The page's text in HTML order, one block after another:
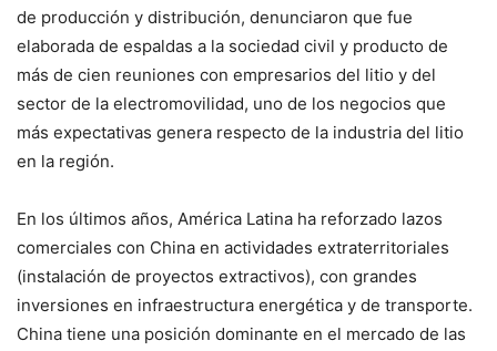
de producción y distribución, denunciaron que fue
elaborada de espaldas a la sociedad civil y producto de
más de cien reuniones con empresarios del litio y del
sector de la electromovilidad, uno de los negocios que
más expectativas genera respecto de la industria del litio
en la región.
En los últimos años, América Latina ha reforzado lazos
comerciales con China en actividades extraterritoriales
(instalación de proyectos extractivos), con grandes
inversiones en infraestructura energética y de transporte.
China tiene una posición dominante en el mercado de las